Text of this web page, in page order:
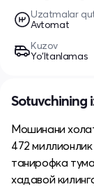
Uzatmalar
Avtomat
Kuzov
Yo‘ltanlamas
Sotuvchining
Мошинани
472
танирофка
хадавой